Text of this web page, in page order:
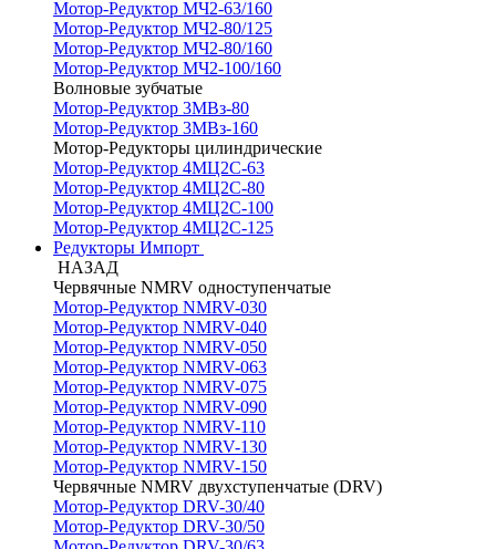
Мотор-Редуктор МЧ2-63/160
Мотор-Редуктор МЧ2-80/125
Мотор-Редуктор МЧ2-80/160
Мотор-Редуктор МЧ2-100/160
Волновые зубчатые
Мотор-Редуктор 3МВз-80
Мотор-Редуктор 3МВз-160
Мотор-Редукторы цилиндрические
Мотор-Редуктор 4МЦ2С-63
Мотор-Редуктор 4МЦ2С-80
Мотор-Редуктор 4МЦ2С-100
Мотор-Редуктор 4МЦ2С-125
Редукторы Импорт
НАЗАД
Червячные NMRV одноступенчатые
Мотор-Редуктор NMRV-030
Мотор-Редуктор NMRV-040
Мотор-Редуктор NMRV-050
Мотор-Редуктор NMRV-063
Мотор-Редуктор NMRV-075
Мотор-Редуктор NMRV-090
Мотор-Редуктор NMRV-110
Мотор-Редуктор NMRV-130
Мотор-Редуктор NMRV-150
Червячные NMRV двухступенчатые (DRV)
Мотор-Редуктор DRV-30/40
Мотор-Редуктор DRV-30/50